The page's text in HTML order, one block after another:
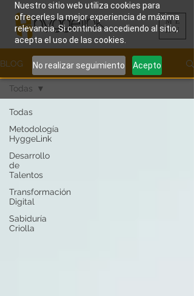
Nuestro sitio web utiliza cookies para
ofrecerles la mejor experiencia de máxima
relevancia. Si continúa accediendo al sitio,
acepta el uso de las cookies.
No realizar seguimiento Acepto
ME
NU
BLOG
Todas
Metodología
HyggeLink
Desarrollo
de
Talentos
Transformación
Digital
Sabiduría
Criolla
Todas